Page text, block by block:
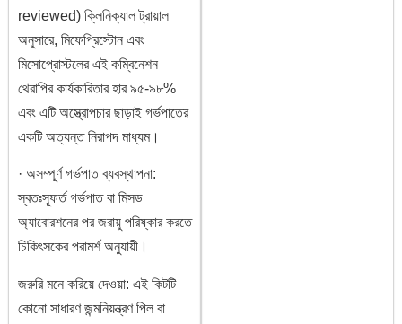
reviewed) ক্লিনিক্যাল ট্রায়াল
অনুসারে, মিফেপ্রিস্টোন এবং
মিসোপ্রোস্টলের এই কম্বিনেশন
থেরাপির কার্যকারিতার হার ৯৫-৯৮%
এবং এটি অস্ত্রোপচার ছাড়াই গর্ভপাতের
একটি অত্যন্ত নিরাপদ মাধ্যম।
· অসম্পূর্ণ গর্ভপাত ব্যবস্থাপনা:
স্বতঃস্ফূর্ত গর্ভপাত বা মিসড
অ্যাবোরশনের পর জরায়ু পরিষ্কার করতে
চিকিৎসকের পরামর্শ অনুযায়ী।
জরুরি মনে করিয়ে দেওয়া: এই কিটটি
কোনো সাধারণ জন্মনিয়ন্ত্রণ পিল বা